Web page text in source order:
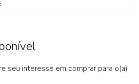
seu interesse em comprar para o(a)